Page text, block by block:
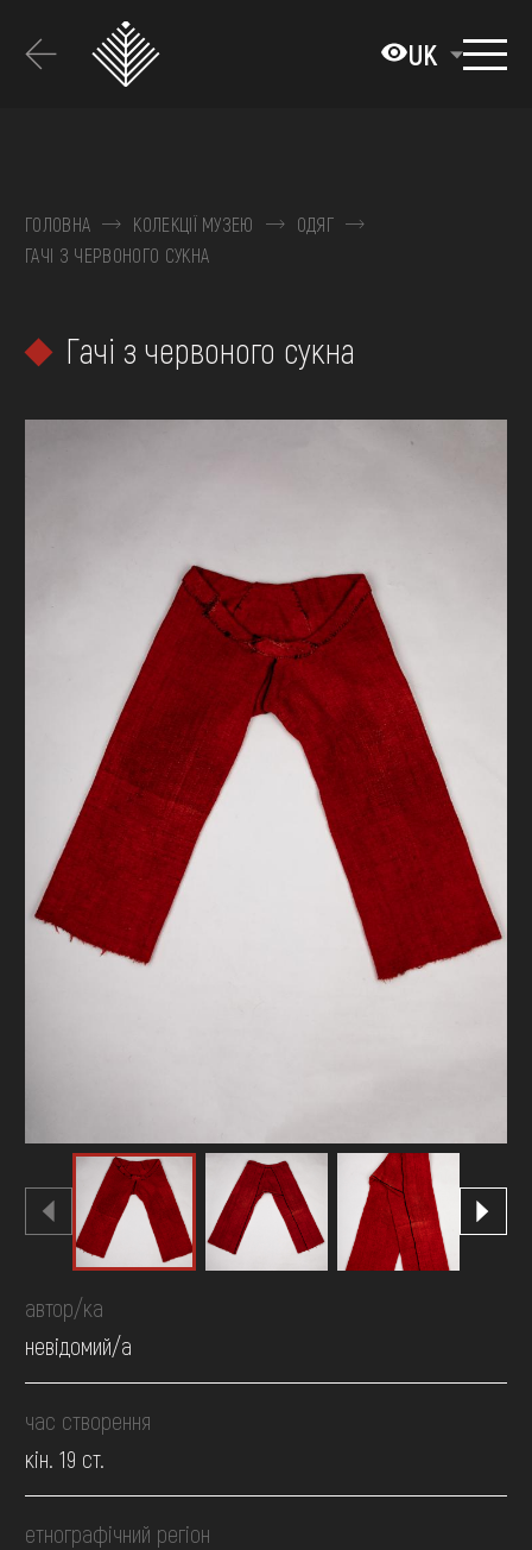
основного
UK
КОЛЕКЦІЇ
ВИСТАВКИ ТА ПОДІЇ
ВІДВІДАТИ
НАВЧИТИСЯ
ОНЛАЙН-КРАМНИЦЯ
ПІДТРИМАТИ
ГОЛОВНА КОЛЕКЦІЇ МУЗЕЮ
ОДЯГ
ГАЧІ З ЧЕРВОНОГО СУКНА
Гачі з червоного сукна
автор/ка
невідомий/а
час створення
кін. 19 ст.
етнографічний регіон